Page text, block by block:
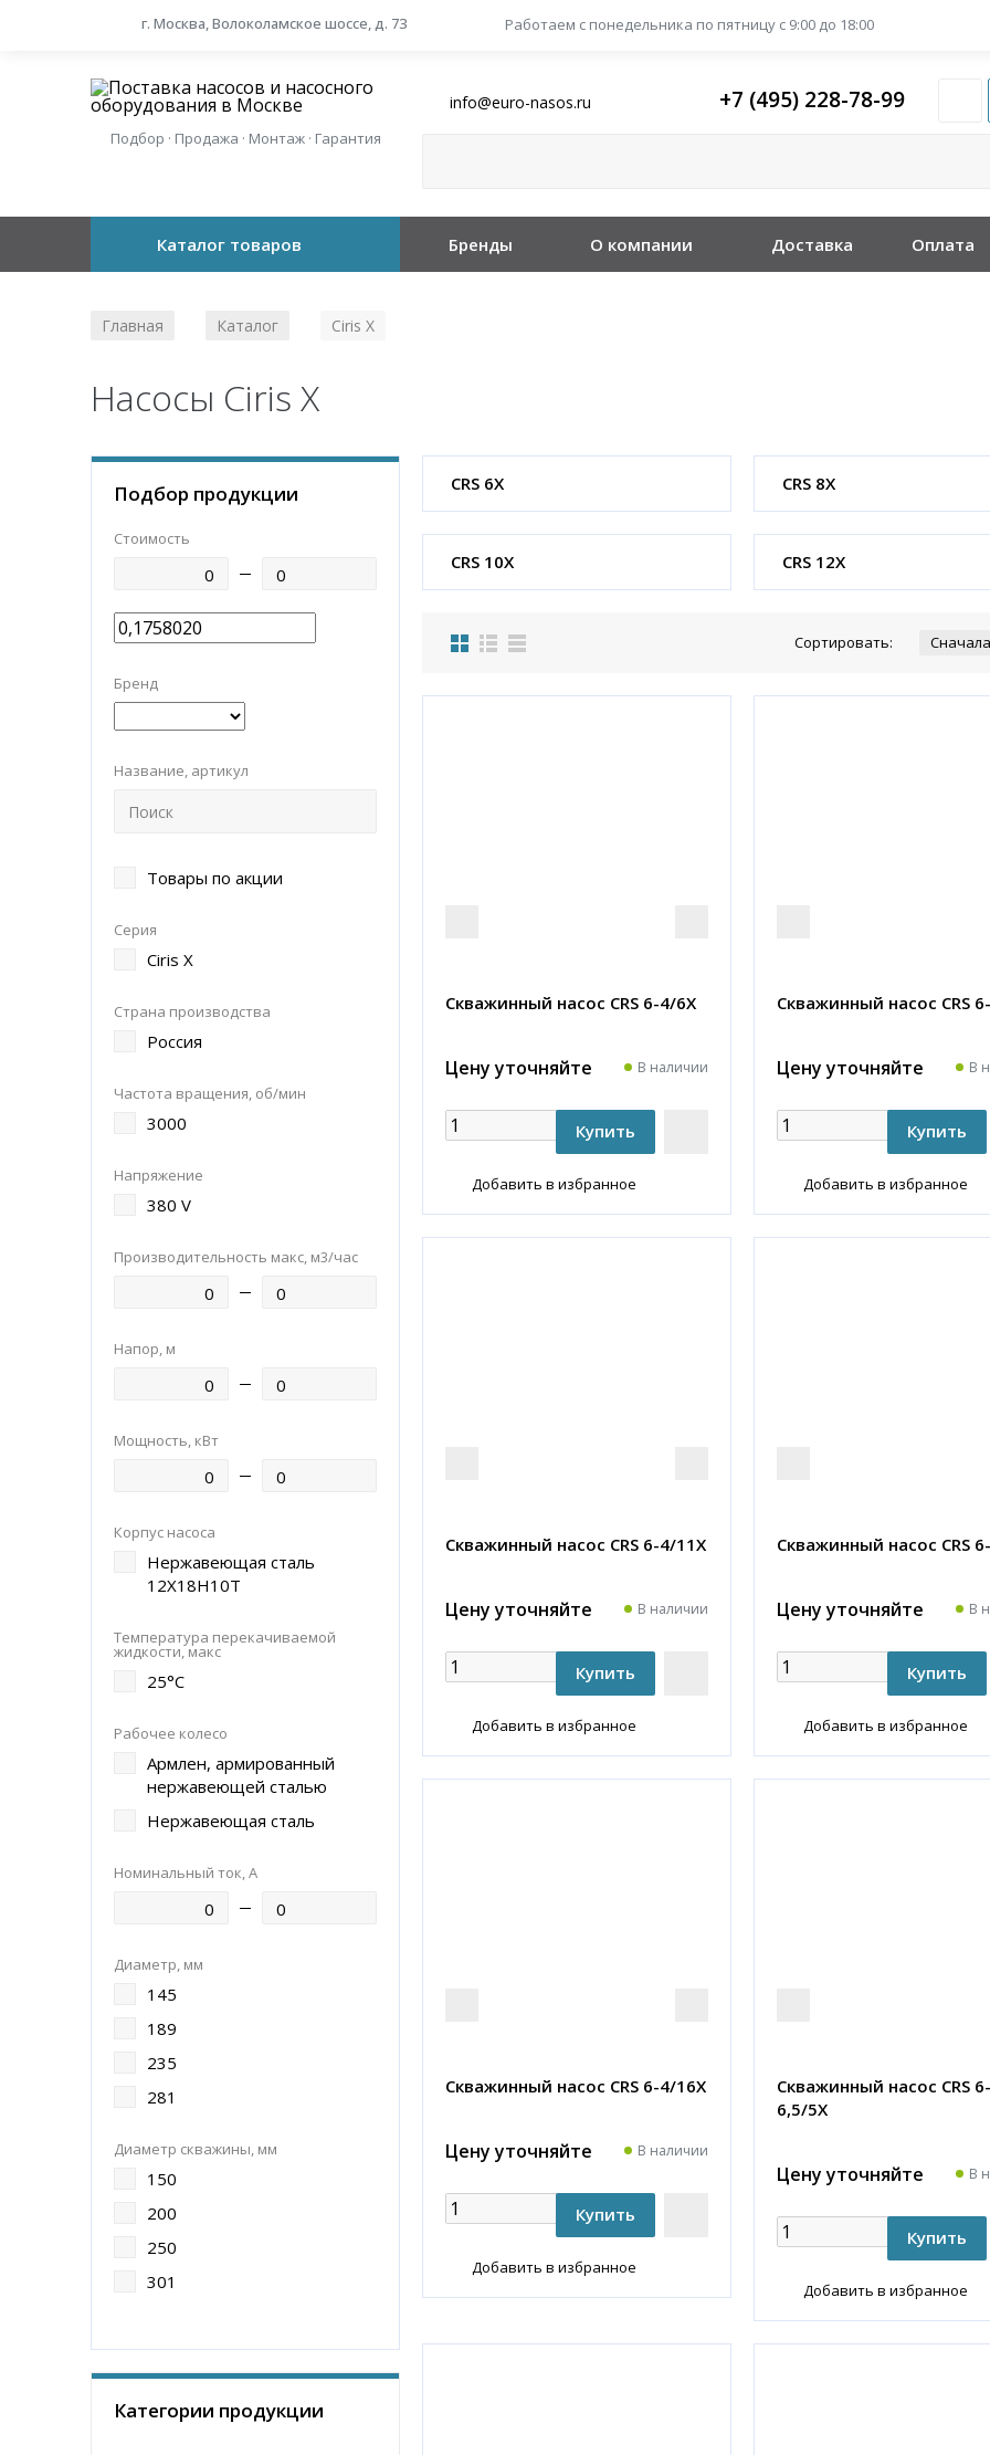
г. Москва, Волоколамское шоссе, д. 73 Работаем с понедельника по пятницу с 9:00 до 18:00
Подбор · Продажа · Монтаж · Гарантия
info@euro-nasos.ru +7 (495) 228-78-99
Каталог товаров Бренды О компании Доставка Оплата
Главная Каталог Ciris X
Насосы Ciris X
Подбор продукции
Стоимость
Бренд
Название, артикул
Товары по акции
Серия
Ciris X
Страна производства
Россия
Частота вращения, об/мин
3000
Напряжение
380 V
Производительность макс, м3/час
Напор, м
Мощность, кВт
Корпус насоса
Нержавеющая сталь
12Х18Н10Т
Температура перекачиваемой
жидкости, макс
25°С
Рабочее колесо
Армлен, армированный
нержавеющей сталью
Нержавеющая сталь
Номинальный ток, А
Диаметр, мм
145
189
235
281
Диаметр скважины, мм
150
200
250
301
Категории продукции
CRS 6X CRS 8X
CRS 10X CRS 12X
Сортировать:
Скважинный насос CRS 6-4/6X
Цену уточняйте В наличии
Добавить в избранное
Скважинный насос CRS
Цену уточняйте В
Добавить в избранное
Скважинный насос CRS 6-4/11X
Цену уточняйте В наличии
Добавить в избранное
Скважинный насос CRS
Цену уточняйте В
Добавить в избранное
Скважинный насос CRS 6-4/16X
Цену уточняйте В наличии
Добавить в избранное
Скважинный насос CRS 6-
6,5/5X
Цену уточняйте В
Добавить в избранное